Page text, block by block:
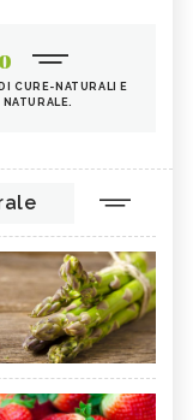
CURE-NATURALI E